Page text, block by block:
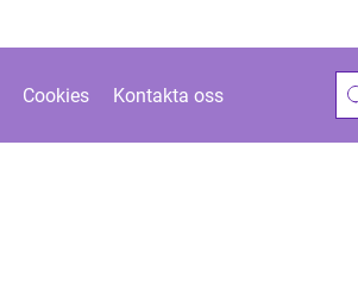
Cookies Kontakta oss